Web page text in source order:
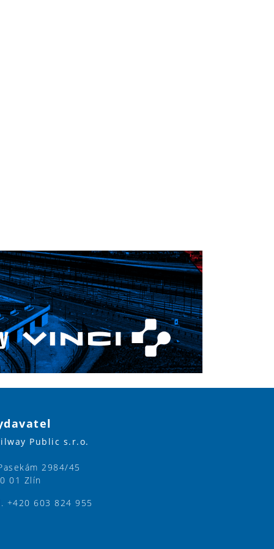
Public s.r.o.
2984/45
01 Zlín
+420 603 824 955